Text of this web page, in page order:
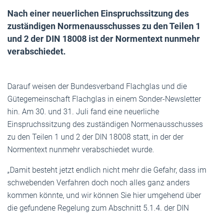
Nach einer neuerlichen Einspruchssitzung des
zuständigen Normenausschusses zu den Teilen 1
und 2 der DIN 18008 ist der Normentext nunmehr
verabschiedet.
Darauf weisen der Bundesverband Flachglas und die
Gütegemeinschaft Flachglas in einem Sonder-Newsletter
hin. Am 30. und 31. Juli fand eine neuerliche
Einspruchssitzung des zuständigen Normenausschusses
zu den Teilen 1 und 2 der DIN 18008 statt, in der der
Normentext nunmehr verabschiedet wurde.
„Damit besteht jetzt endlich nicht mehr die Gefahr, dass im
schwebenden Verfahren doch noch alles ganz anders
kommen könnte, und wir können Sie hier umgehend über
die gefundene Regelung zum Abschnitt 5.1.4. der DIN